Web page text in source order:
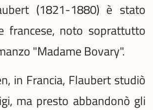
(1821-1880) è stato
francese, noto soprattutto
"Madame Bovary".
in Francia, Flaubert studiò
ma presto abbandonò gli